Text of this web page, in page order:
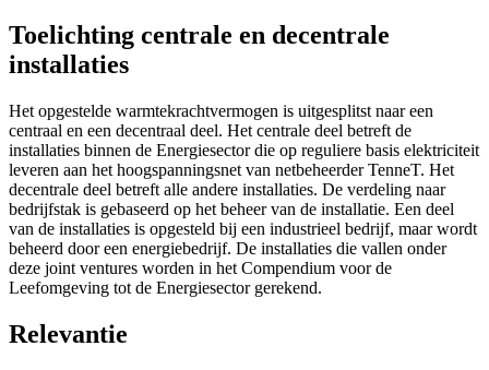
Toelichting centrale en decentrale
installaties
Het opgestelde warmtekrachtvermogen is uitgesplitst naar een
centraal en een decentraal deel. Het centrale deel betreft de
installaties binnen de Energiesector die op reguliere basis elektriciteit
leveren aan het hoogspanningsnet van netbeheerder TenneT. Het
decentrale deel betreft alle andere installaties. De verdeling naar
bedrijfstak is gebaseerd op het beheer van de installatie. Een deel
van de installaties is opgesteld bij een industrieel bedrijf, maar wordt
beheerd door een energiebedrijf. De installaties die vallen onder
deze joint ventures worden in het Compendium voor de
Leefomgeving tot de Energiesector gerekend.
Relevantie